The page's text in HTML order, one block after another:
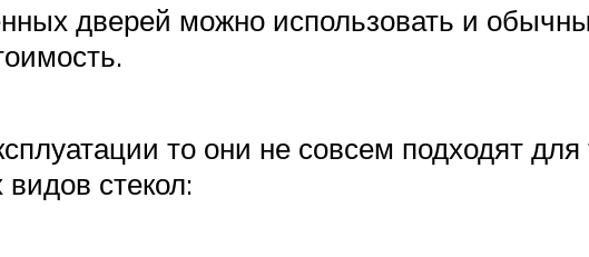
дверей можно использовать и
то они не совсем подходят
стекол: